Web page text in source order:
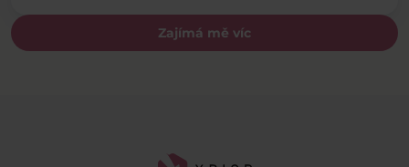
Zajímá mě víc